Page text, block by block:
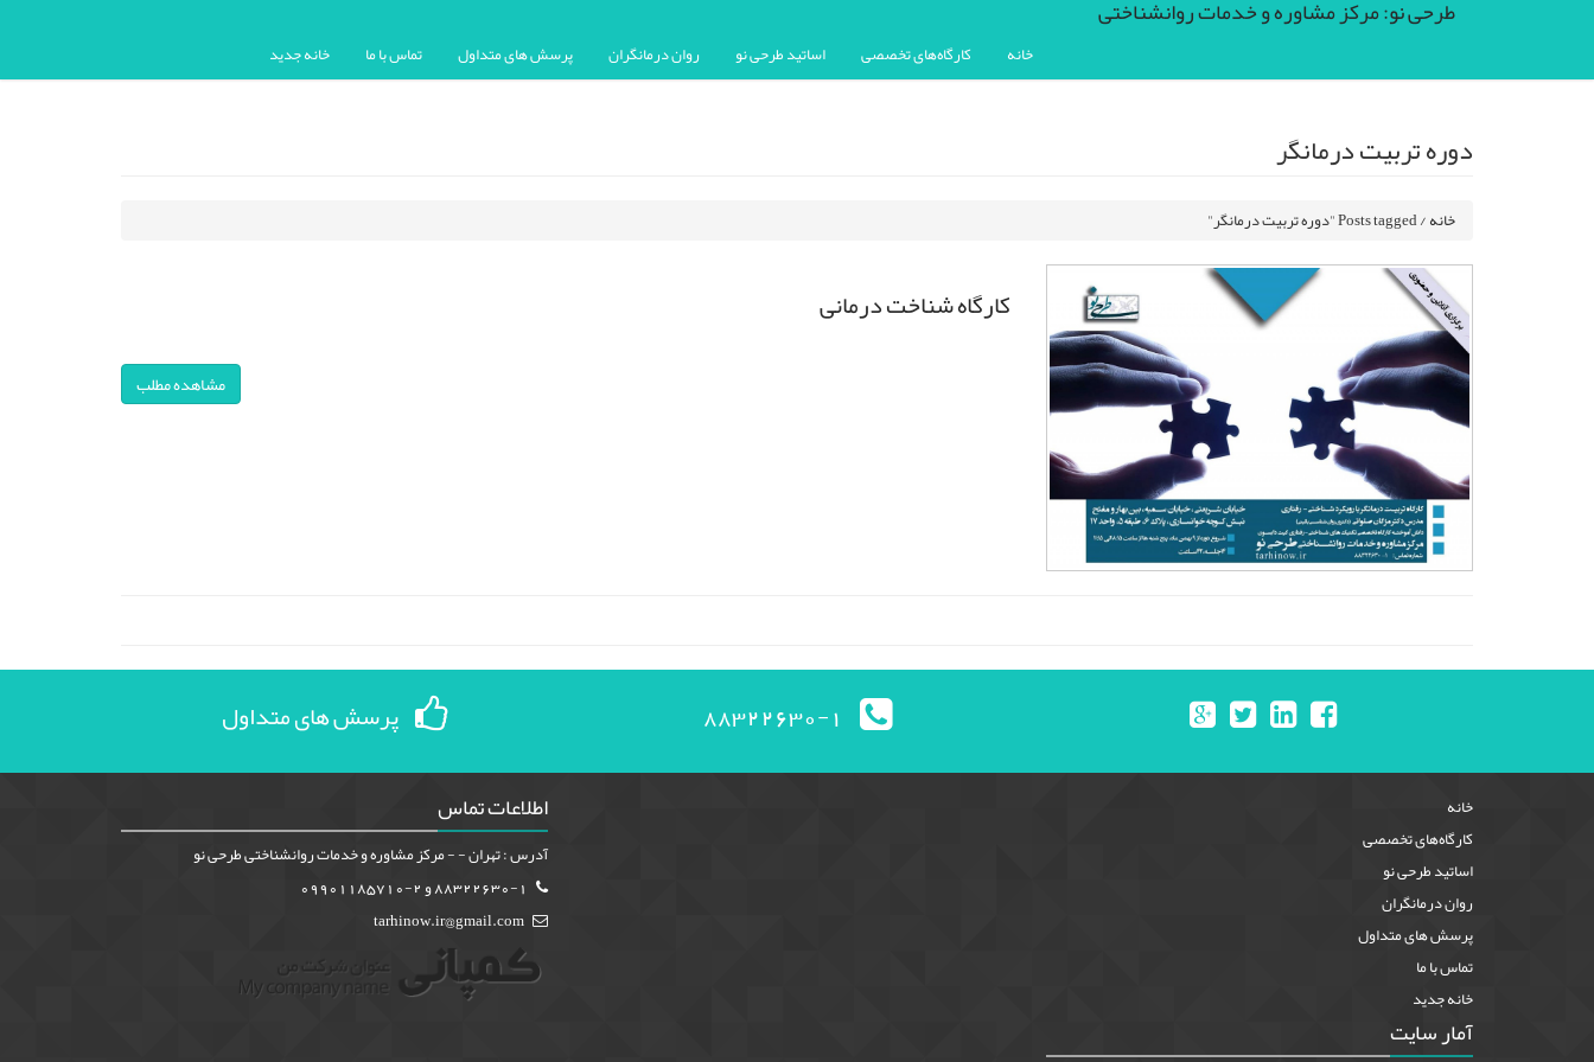
طرحی نو: مرکز مشاوره و خدمات روانشناختی
خانه کارگاه‌های تخصصی اساتید طرحی نو روان درمانگران پرسش های متداول تماس با ما خانه جدید
دوره تربیت درمانگر
خانه/Posts tagged "دوره تربیت درمانگر"
کارگاه شناخت درمانی
مشاهده مطلب
88322630-1 پرسش های متداول
خانه
کارگاه‌های تخصصی
اساتید طرحی نو
روان درمانگران
پرسش های متداول
تماس با ما
خانه جدید
آمار سایت
اطلاعات تماس
آدرس : تهران - - مرکز مشاوره و خدمات روانشناختی طرحی نو
tarhinow.ir@gmail.com